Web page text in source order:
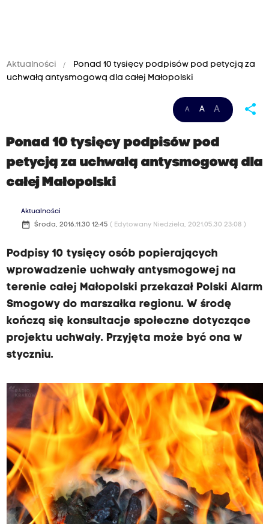
Aktualności
Ponad 10 tysięcy podpisów pod petycją za
uchwałą antysmogową dla całej Małopolski
A A A share
Ponad 10 tysięcy podpisów pod
petycją za uchwałą antysmogową dla
całej Małopolski
Aktualności
date_range Środa, 2016.11.30 12:45 ( Edytowany Niedziela, 2021.05.30 23:08 )
Podpisy 10 tysięcy osób popierających
wprowadzenie uchwały antysmogowej na
terenie całej Małopolski przekazał Polski Alarm
Smogowy do marszałka regionu. W środę
kończą się konsultacje społeczne dotyczące
projektu uchwały. Przyjęta może być ona w
styczniu.